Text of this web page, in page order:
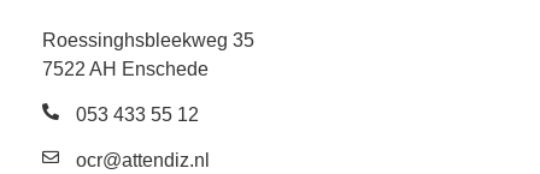
Roessinghsbleekweg 35
7522 AH Enschede
053 433 55 12
ocr@attendiz.nl